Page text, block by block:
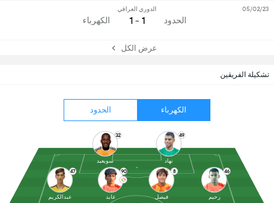
تشكيلة الفريقين
الكهرباء الحدود
46
رحيم
8
فيصل
90
عايد
47
عبدالكريم
49
نهاد
32
سويعيد
الحدود
الدوري العراقي
1 - 1 الكهرباء
05/02/23
عرض الكل